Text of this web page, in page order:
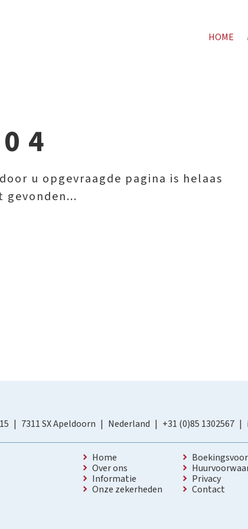
HOME
u opgevraagde pagina is helaas
gevonden...
7311 SX Apeldoorn Nederland +31 (0)85 1302567
Home
Over ons
Informatie
Onze zekerheden
Privacy
Contact